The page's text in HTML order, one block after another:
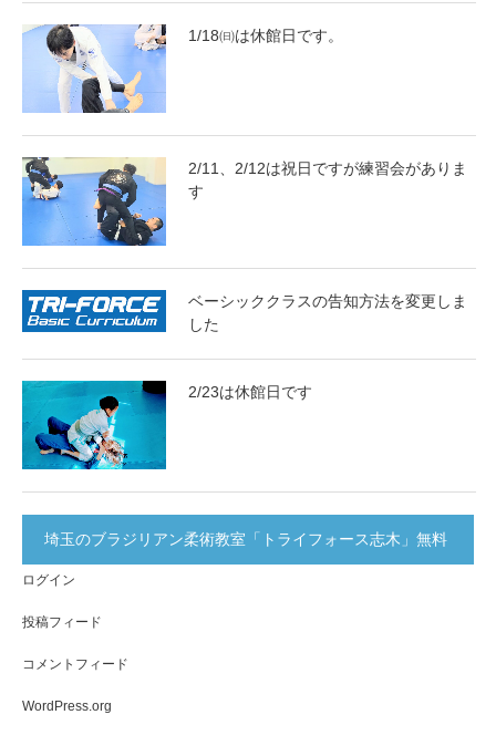
1/18㈰は休館日です。
2/11、2/12は祝日ですが練習会がありま
す
ベーシッククラスの告知方法を変更しま
した
2/23は休館日です
埼玉のブラジリアン柔術教室「トライフォース志木」無料
体験実施中！
ログイン
投稿フィード
コメントフィード
WordPress.org